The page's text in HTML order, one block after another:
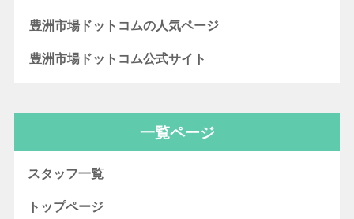
豊洲市場ドットコムの人気ページ
豊洲市場ドットコム公式サイト
一覧ページ
スタッフ一覧
トップページ